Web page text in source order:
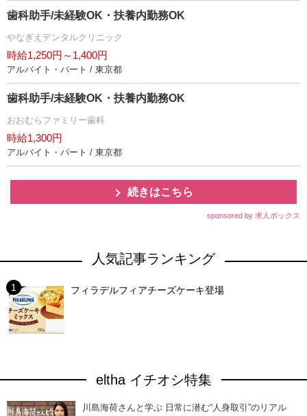
歯科助手/未経験OK・扶養内勤務OK
なぎえデンタルクリニック
時給1,250円～1,400円
アルバイト・パート / 東京都
歯科助手/未経験OK・扶養内勤務OK
おおむらファミリー歯科
時給1,300円
アルバイト・パート / 東京都
続きはこちら
sponsored by 求人ボックス
人気記事ランキング
フィラデルフィアチーズケーキ登場
eltha イチオシ特集
川島海荷さんと学ぶ 日常に潜む“人身取引”のリアル